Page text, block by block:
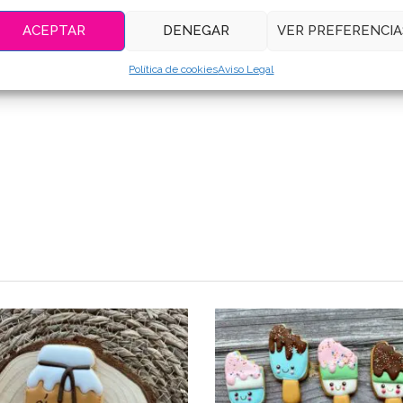
ACEPTAR DENEGAR VER
Política de cookiesAviso Legal